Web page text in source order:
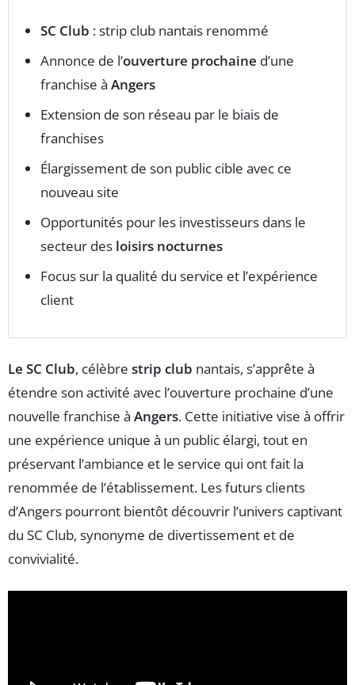
SC Club : strip club nantais renommé
Annonce de l’ouverture prochaine d’une
franchise à Angers
Extension de son réseau par le biais de
franchises
Élargissement de son public cible avec ce
nouveau site
Opportunités pour les investisseurs dans le
secteur des loisirs nocturnes
Focus sur la qualité du service et l’expérience
client
Le SC Club, célèbre strip club nantais, s’apprête à
étendre son activité avec l’ouverture prochaine d’une
nouvelle franchise à Angers. Cette initiative vise à offrir
une expérience unique à un public élargi, tout en
préservant l’ambiance et le service qui ont fait la
renommée de l’établissement. Les futurs clients
d’Angers pourront bientôt découvrir l’univers captivant
du SC Club, synonyme de divertissement et de
convivialité.